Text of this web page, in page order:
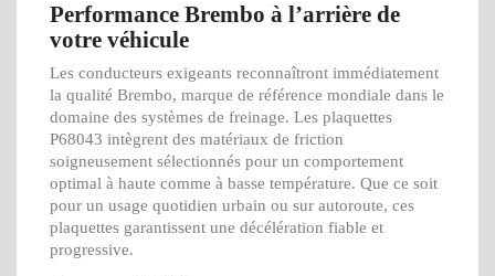
Performance Brembo à l’arrière de
votre véhicule
Les conducteurs exigeants reconnaîtront immédiatement
la qualité Brembo, marque de référence mondiale dans le
domaine des systèmes de freinage. Les plaquettes
P68043 intègrent des matériaux de friction
soigneusement sélectionnés pour un comportement
optimal à haute comme à basse température. Que ce soit
pour un usage quotidien urbain ou sur autoroute, ces
plaquettes garantissent une décélération fiable et
progressive.